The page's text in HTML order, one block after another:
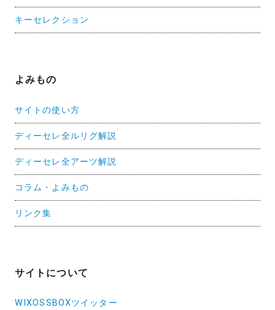
キーセレクション
よみもの
サイトの使い方
ディーセレ全ルリグ解説
ディーセレ全アーツ解説
コラム・よみもの
リンク集
サイトについて
WIXOSSBOXツイッター